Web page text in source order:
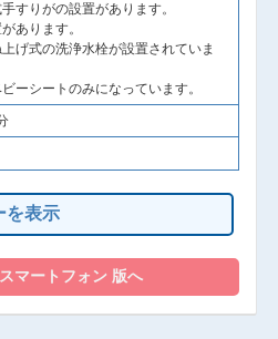
すりがの設置があります。
あります。
げ式の洗浄水栓が設置されていま
ーシートのみになっています。
を表示